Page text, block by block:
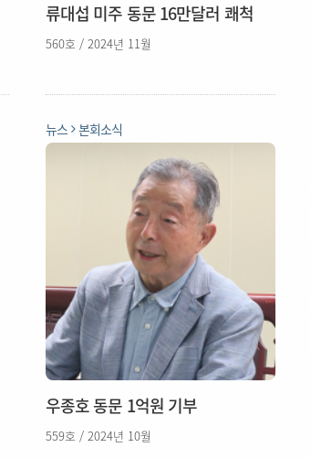
류대섭 미주 동문 16만달러 쾌척
560호 / 2024년 11월
뉴스 본회소식
우종호 동문 1억원 기부
559호 / 2024년 10월